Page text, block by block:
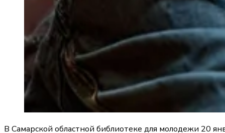
В Самарской областной библиотеке для молодежи 20